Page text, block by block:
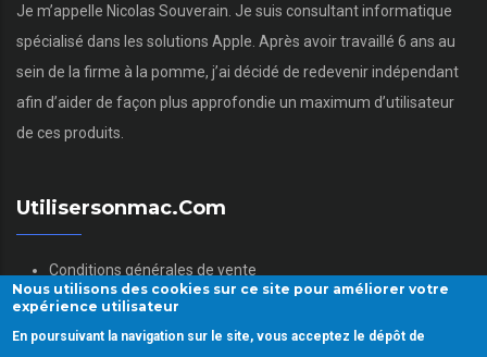
Je m’appelle Nicolas Souverain. Je suis consultant informatique
spécialisé dans les solutions Apple. Après avoir travaillé 6 ans au
sein de la firme à la pomme, j’ai décidé de redevenir indépendant
afin d’aider de façon plus approfondie un maximum d’utilisateur
de ces produits.
Utilisersonmac.com
Conditions générales de vente
Mentions légales
Politique des données personnelles
Nous utilisons des cookies sur ce site pour améliorer votre
expérience utilisateur
En poursuivant la navigation sur le site, vous acceptez le dépôt de